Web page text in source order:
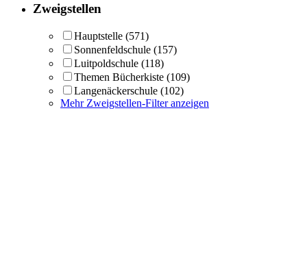
Zweigstellen
Hauptstelle (571)
Sonnenfeldschule (157)
Luitpoldschule (118)
Themen Bücherkiste (109)
Langenäckerschule (102)
Mehr Zweigstellen-Filter anzeigen